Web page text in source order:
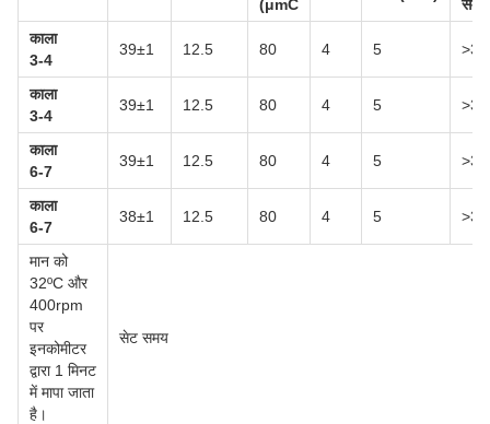
(μmC
समय
काला
3-4
39±1 12.5 80 4 5 >30
काला
3-4
39±1 12.5 80 4 5 >30
काला
6-7
39±1 12.5 80 4 5 >30
काला
6-7
38±1 12.5 80 4 5 >30
मान को
32ºC और
400rpm
पर
इनकोमीटर
द्वारा 1 मिनट
में मापा जाता
है।
सेट समय